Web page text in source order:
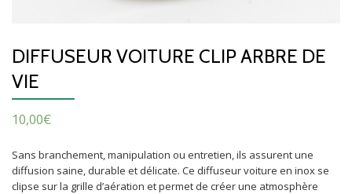
DIFFUSEUR VOITURE CLIP ARBRE DE
VIE
10,00€
Sans branchement, manipulation ou entretien, ils assurent une
diffusion saine, durable et délicate. Ce diffuseur voiture en inox se
clipse sur la grille d’aération et permet de créer une atmosphère